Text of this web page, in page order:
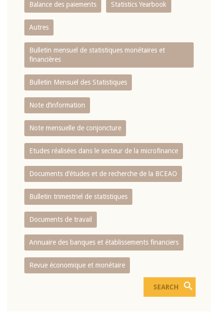
Balance des paiements Statistics Yearbook
Autres
Bulletin mensuel de statistiques monétaires et
financières
Bulletin Mensuel des Statistiques
Note d’information
Note mensuelle de conjoncture
Etudes réalisées dans le secteur de la microfinance
Documents d’études et de recherche de la BCEAO
Bulletin trimestriel de statistiques
Documents de travail
Annuaire des banques et établissements financiers
Revue économique et monétaire